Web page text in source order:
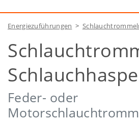
Energiezuführungen >
Feder- oder